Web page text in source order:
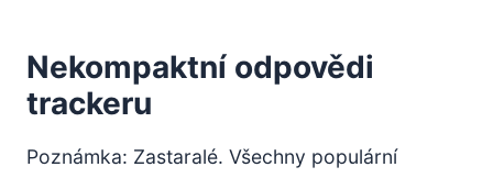
Nekompaktní odpovědi
trackeru
Poznámka: Zastaralé. Všechny populární